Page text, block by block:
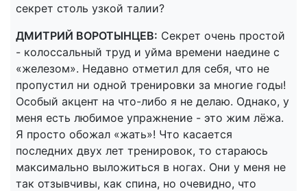
секрет столь узкой талии?
ДМИТРИЙ ВОРОТЫНЦЕВ: Секрет очень простой
- колоссальный труд и уйма времени наедине с
«железом». Недавно отметил для себя, что не
пропустил ни одной тренировки за многие годы!
Особый акцент на что-либо я не делаю. Однако, у
меня есть любимое упражнение - это жим лёжа.
Я просто обожал «жать»! Что касается
последних двух лет тренировок, то стараюсь
максимально выложиться в ногах. Они у меня не
так отзывчивы, как спина, но очевидно, что